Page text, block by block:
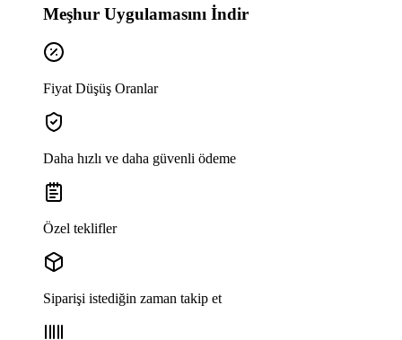
Meşhur Uygulamasını İndir
Fiyat Düşüş Oranlar
Daha hızlı ve daha güvenli ödeme
Özel teklifler
Siparişi istediğin zaman takip et